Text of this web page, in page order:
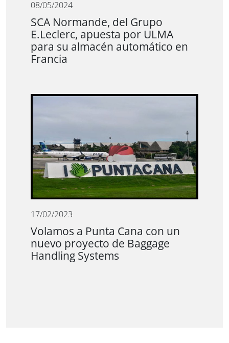
08/05/2024
SCA Normande, del Grupo
E.Leclerc, apuesta por ULMA
para su almacén automático en
Francia
17/02/2023
Volamos a Punta Cana con un
nuevo proyecto de Baggage
Handling Systems